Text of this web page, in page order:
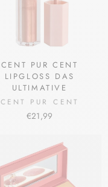
CENT PUR CENT
LIPGLOSS DAS
ULTIMATIVE
CENT PUR CENT
€21,99